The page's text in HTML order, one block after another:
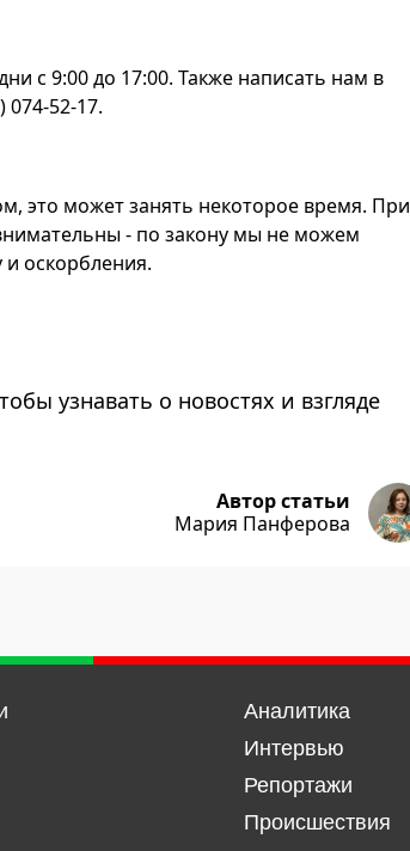
с 9:00 до 17:00. Также написать нам в
52-17.
это может занять некоторое время. При
- по закону мы не можем
оскорбления.
узнавать о новостях и взгляде
Автор статьи
Мария Панферова
Аналитика
Интервью
Репортажи
Происшествия